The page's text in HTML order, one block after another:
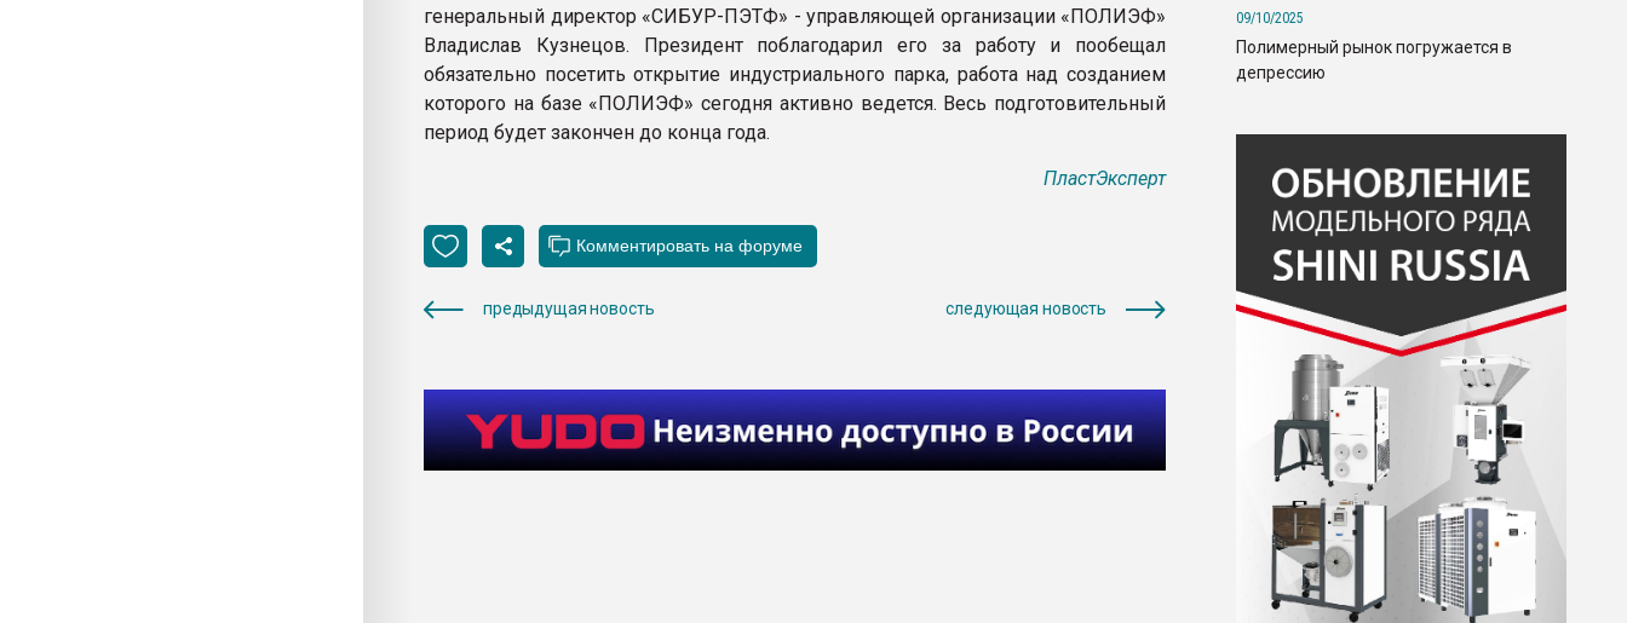
генеральный директор «СИБУР-ПЭТФ» - управляющей организации «ПОЛИЭФ»
Владислав Кузнецов. Президент поблагодарил его за работу и пообещал
обязательно посетить открытие индустриального парка, работа над созданием
которого на базе «ПОЛИЭФ» сегодня активно ведется. Весь подготовительный
период будет закончен до конца года.
ПластЭксперт
предыдущая новость следующая новость
09/10/2025
Полимерный рынок погружается в
депрессию